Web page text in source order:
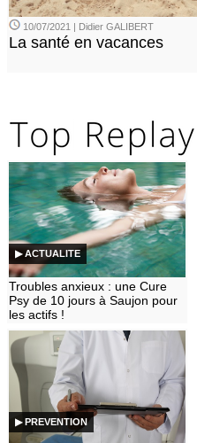
10/07/2021 | Didier GALIBERT
La santé en vacances
▶ ACTUALITE
Troubles anxieux : une Cure
Psy de 10 jours à Saujon pour
les actifs !
▶ PREVENTION